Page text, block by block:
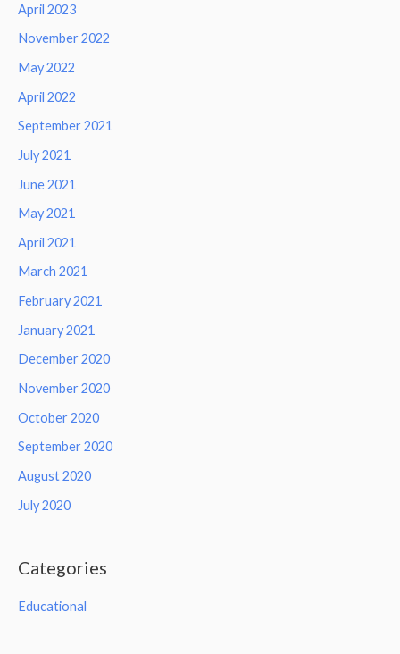
April 2023
November 2022
May 2022
April 2022
September 2021
July 2021
June 2021
May 2021
April 2021
March 2021
February 2021
January 2021
December 2020
November 2020
October 2020
September 2020
August 2020
July 2020
Categories
Educational